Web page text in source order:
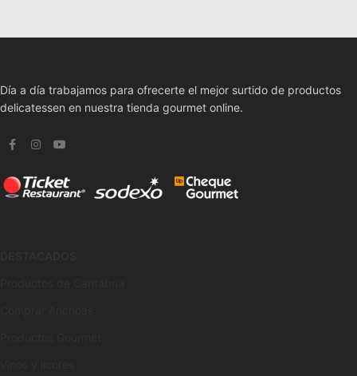
Día a día trabajamos para ofrecerte el mejor surtido de productos
delicatessen en nuestra tienda gourmet online.